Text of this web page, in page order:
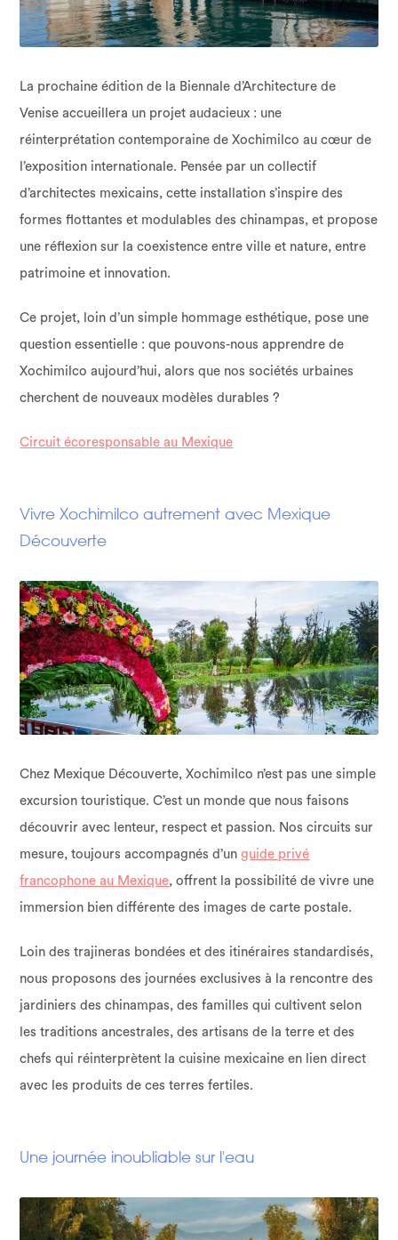
La prochaine édition de la Biennale d’Architecture de
Venise accueillera un projet audacieux : une
réinterprétation contemporaine de Xochimilco au cœur de
l’exposition internationale. Pensée par un collectif
d’architectes mexicains, cette installation s’inspire des
formes flottantes et modulables des chinampas, et propose
une réflexion sur la coexistence entre ville et nature, entre
patrimoine et innovation.
Ce projet, loin d’un simple hommage esthétique, pose une
question essentielle : que pouvons-nous apprendre de
Xochimilco aujourd’hui, alors que nos sociétés urbaines
cherchent de nouveaux modèles durables ?
Circuit écoresponsable au Mexique
Vivre Xochimilco autrement avec Mexique
Découverte
Chez Mexique Découverte, Xochimilco n’est pas une simple
excursion touristique. C’est un monde que nous faisons
découvrir avec lenteur, respect et passion. Nos circuits sur
mesure, toujours accompagnés d’unguide privé
francophone au Mexique, offrent la possibilité de vivre une
immersion bien différente des images de carte postale.
Loin des trajineras bondées et des itinéraires standardisés,
nous proposons des journées exclusives à la rencontre des
jardiniers des chinampas, des familles qui cultivent selon
les traditions ancestrales, des artisans de la terre et des
chefs qui réinterprètent la cuisine mexicaine en lien direct
avec les produits de ces terres fertiles.
Une journée inoubliable sur l'eau